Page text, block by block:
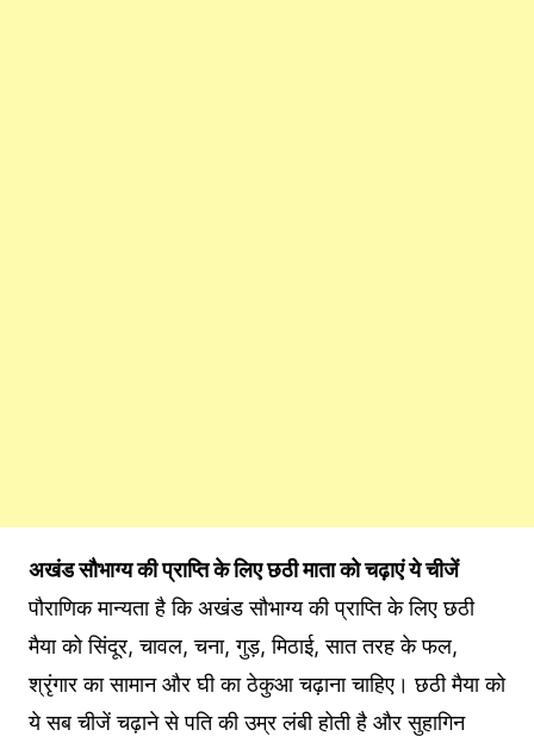
अखंड सौभाग्य की प्राप्ति के लिए छठी माता को चढ़ाएं ये चीजें
पौराणिक मान्यता है कि अखंड सौभाग्य की प्राप्ति के लिए छठी
मैया को सिंदूर, चावल, चना, गुड़, मिठाई, सात तरह के फल,
श्रृंगार का सामान और घी का ठेकुआ चढ़ाना चाहिए। छठी मैया को
ये सब चीजें चढ़ाने से पति की उम्र लंबी होती है और सुहागिन